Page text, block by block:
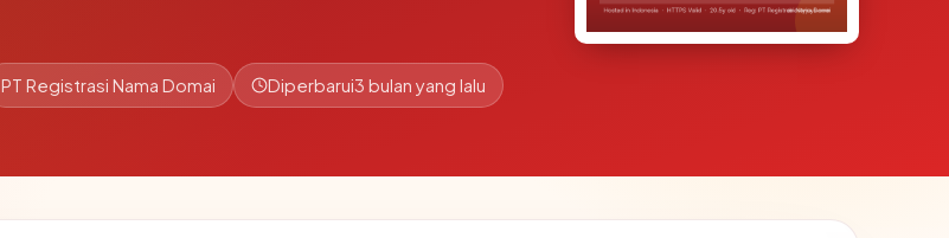
PT Registrasi Nama Domai Diperbarui3 bulan yang lalu